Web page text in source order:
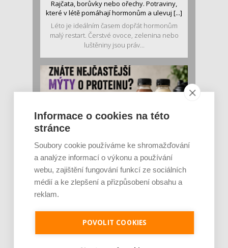
Rajčata, borůvky nebo ořechy. Potraviny,
které v létě pomáhají hormonům a ulevuj [...]
Léto je ideálním časem dopřát hormonům
malý restart. Čerstvé ovoce, zelenina nebo
luštěniny jsou práv...
Je jen pro sportovce, přiberu po něm a ve
stravě ho mám dostatek. Znáte nejčastějš [...]
Pojem protein již nějakou dobu rezonuje
v oblasti zdraví, výživy i dlouhověkosti. Přesto
Informace o cookies na této
stránce
Soubory cookie používáme ke shromažďování
a analýze informací o výkonu a používání
webu, zajištění fungování funkcí ze sociálních
médií a ke zlepšení a přizpůsobení obsahu a
reklam.
POVOLIT COOKIES